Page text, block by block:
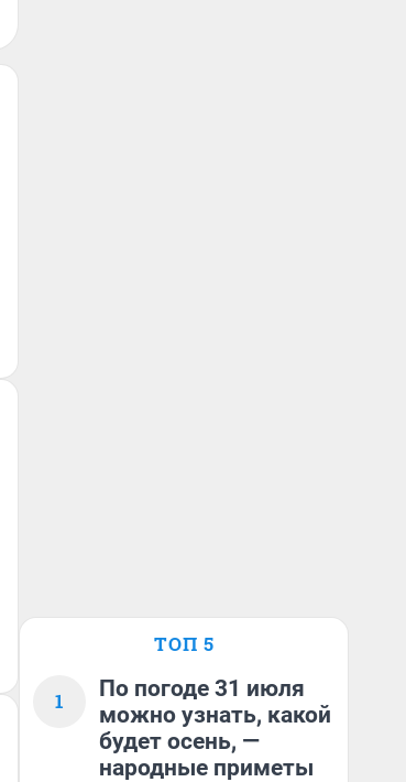
ТОП 5
1
По погоде 31 июля
можно узнать, какой
будет осень, —
народные приметы